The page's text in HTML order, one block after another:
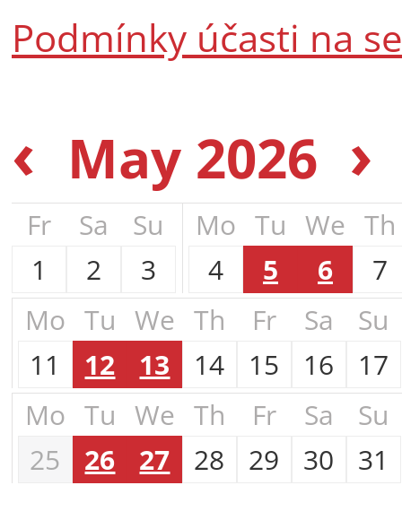
Podmínky účasti na
‹ May 2026 ›
Fr Sa
Su
1
2 3
Mo Tu We Th
4
5 6
7
Mo Tu We Th Fr Sa
Su
11
12 13 14 15 16
17
Mo Tu We Th Fr Sa
Su
25
26 27 28 29 30 31